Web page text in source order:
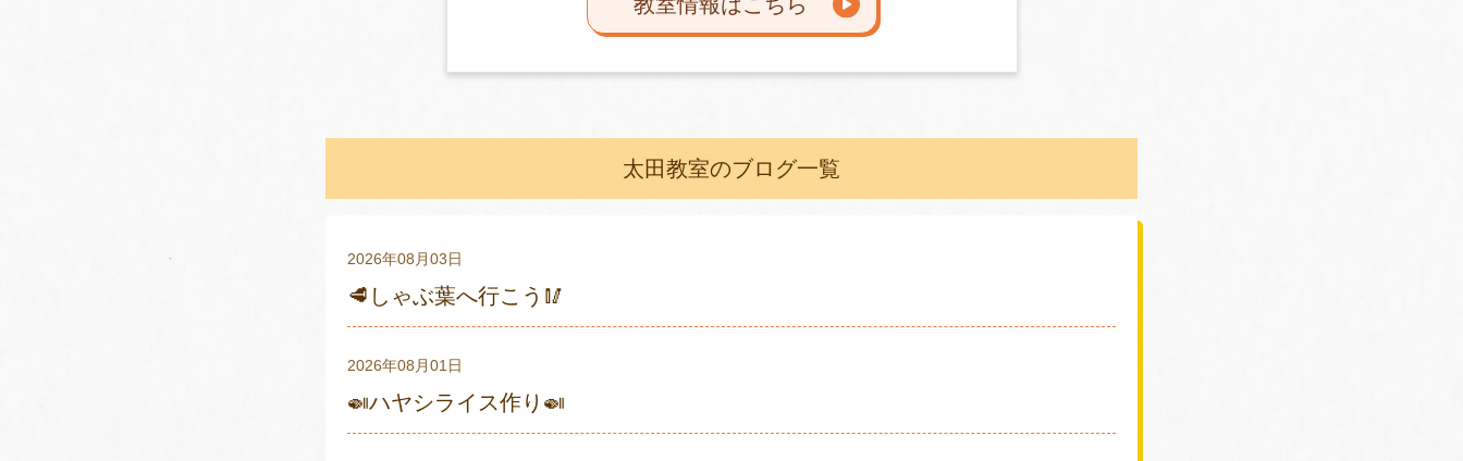
太田教室のブログ一覧
2026年08月03日
🥩しゃぶ葉へ行こう🥢
2026年08月01日
🍛ハヤシライス作り🍛